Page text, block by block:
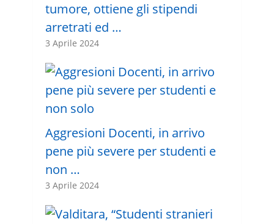
tumore, ottiene gli stipendi
arretrati ed …
3 Aprile 2024
Aggresioni Docenti, in arrivo
pene più severe per studenti e
non …
3 Aprile 2024